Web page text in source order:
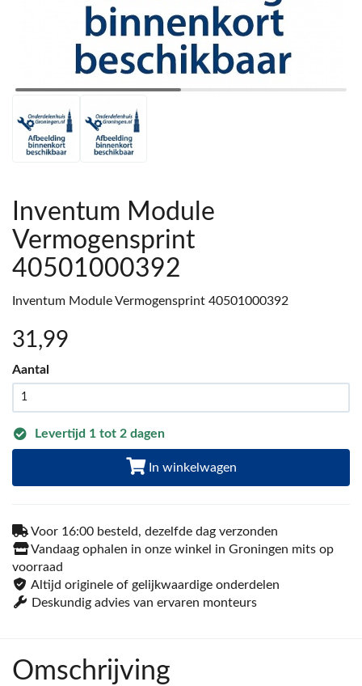
Inventum Module
Vermogensprint
40501000392
Inventum Module Vermogensprint 40501000392
31 ,99
Aantal
Levertijd 1 tot 2 dagen
In winkelwagen
Voor 16:00 besteld, dezelfde dag verzonden
Vandaag ophalen in onze winkel in Groningen mits op
voorraad
Altijd originele of gelijkwaardige onderdelen
Deskundig advies van ervaren monteurs
Omschrijving